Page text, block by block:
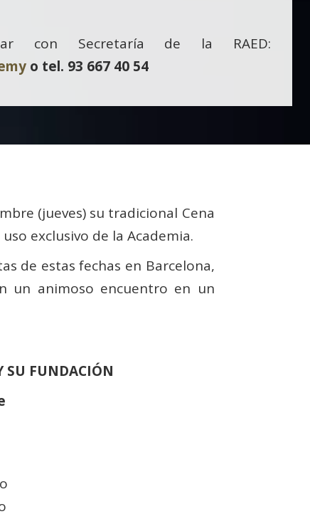
con Secretaría de la RAED:
o tel. 93 667 40 54
(jueves) su tradicional Cena
exclusivo de la Academia.
de estas fechas en Barcelona,
un animoso encuentro en un
SU FUNDACIÓN